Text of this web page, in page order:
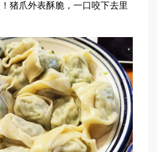
猪爪外表酥脆，一口咬下去里